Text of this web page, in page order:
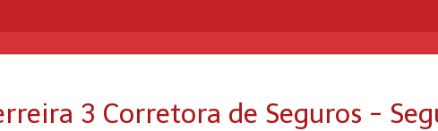
3 Corretora de Seguros -